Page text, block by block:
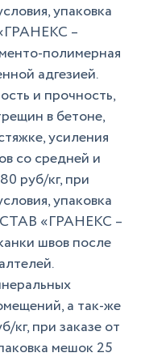
упаковка
–
полимерная
адгезией.
и прочность,
в бетоне,
усиления
со средней и
руб/кг, при
упаковка
«ГРАНЕКС –
швов после
а так-же
кг, при заказе от
мешок 25